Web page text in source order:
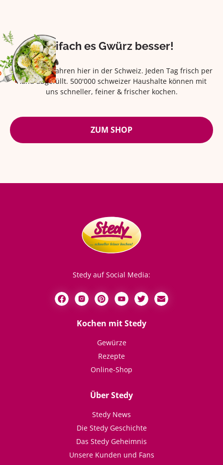
Eifach es Gwürz besser!
Seit über 42 Jahren hier in der Schweiz. Jeden Tag frisch per
Hand abgefüllt. 500'000 schweizer Haushalte können mit
uns schneller, feiner & frischer kochen.
ZUM SHOP
Stedy auf Social Media:
Kochen mit Stedy
Gewürze
Rezepte
Online-Shop
Über Stedy
Stedy News
Die Stedy Geschichte
Das Stedy Geheimnis
Unsere Kunden und Fans